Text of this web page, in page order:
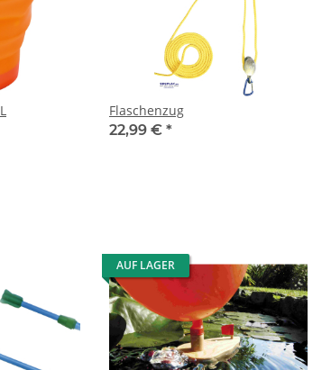
Flaschenzug
22,99 € *
AUF LAGER